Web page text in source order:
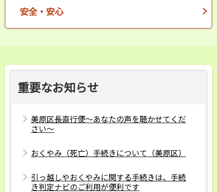
安全・安心
重要なお知らせ
美原区長直行便～あなたの声を聴かせてくだ
さい～
おくやみ（死亡）⼿続きについて（美原区）
引っ越しやおくやみに関する手続きは、手続
き判定ナビのご利用が便利です